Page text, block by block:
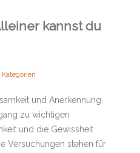
kannst du
Kategorien
und Anerkennung,
zu wichtigen
und die Gewissheit
Versuchungen stehen für